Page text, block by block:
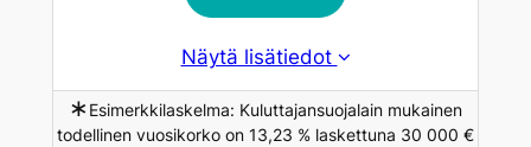
Näytä lisätiedot
∗ Esimerkkilaskelma: Kuluttajansuojalain mukainen
todellinen vuosikorko on 13,23 % laskettuna 30 000 €